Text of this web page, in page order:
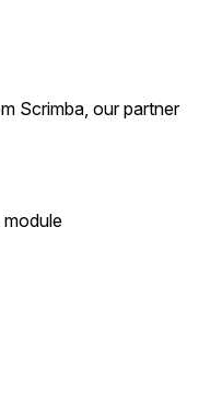
Scrimba, our partner